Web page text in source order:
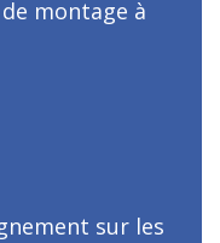
montage à
sur les